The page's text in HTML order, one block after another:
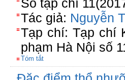
Số tạp chí
Tác giả: Nguyễn
Tạp chí: Tạp chí
phạm Hà Nội số
Tóm tắt